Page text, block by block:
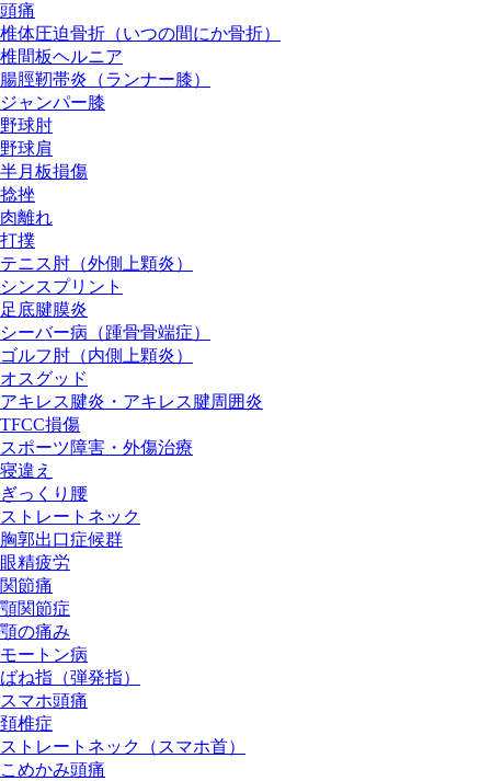
頭痛
椎体圧迫骨折（いつの間にか骨折）
椎間板ヘルニア
腸脛靭帯炎（ランナー膝）
ジャンパー膝
野球肘
野球肩
半月板損傷
捻挫
肉離れ
打撲
テニス肘（外側上顆炎）
シンスプリント
足底腱膜炎
シーバー病（踵骨骨端症）
ゴルフ肘（内側上顆炎）
オスグッド
アキレス腱炎・アキレス腱周囲炎
TFCC損傷
スポーツ障害・外傷治療
寝違え
ぎっくり腰
ストレートネック
胸郭出口症候群
眼精疲労
関節痛
顎関節症
顎の痛み
モートン病
ばね指（弾発指）
スマホ頭痛
頚椎症
ストレートネック（スマホ首）
こめかみ頭痛